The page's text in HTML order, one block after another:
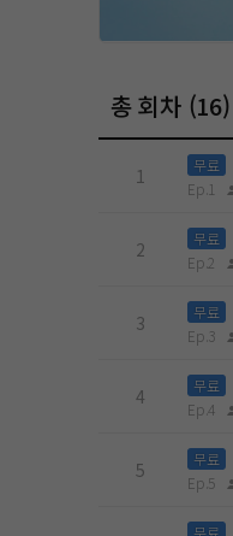
총 회차 (16)
1 무료
Ep.1
2 무료
Ep.2
3 무료
Ep.3
4 무료
Ep.4
5 무료
Ep.5
무료